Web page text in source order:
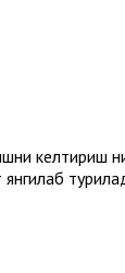
келтириш